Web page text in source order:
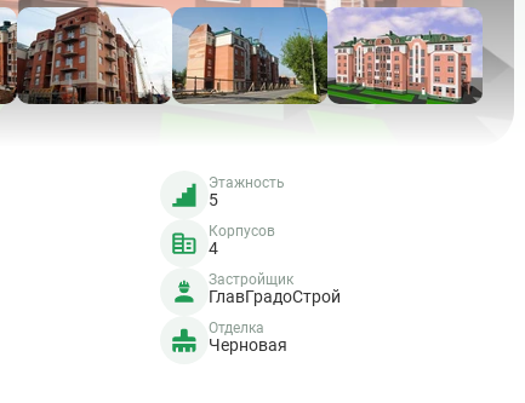
Этажность
5
Корпусов
4
Застройщик
ГлавГрадоСтрой
Отделка
Черновая